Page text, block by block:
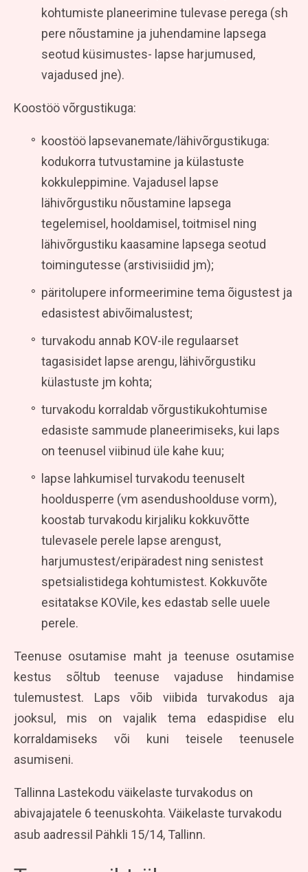
kohtumiste planeerimine tulevase perega (sh
pere nõustamine ja juhendamine lapsega
seotud küsimustes- lapse harjumused,
vajadused jne).
Koostöö võrgustikuga:
koostöö lapsevanemate/lähivõrgustikuga:
kodukorra tutvustamine ja külastuste
kokkuleppimine. Vajadusel lapse
lähivõrgustiku nõustamine lapsega
tegelemisel, hooldamisel, toitmisel ning
lähivõrgustiku kaasamine lapsega seotud
toimingutesse (arstivisiidid jm);
päritolupere informeerimine tema õigustest ja
edasistest abivõimalustest;
turvakodu annab KOV-ile regulaarset
tagasisidet lapse arengu, lähivõrgustiku
külastuste jm kohta;
turvakodu korraldab võrgustikukohtumise
edasiste sammude planeerimiseks, kui laps
on teenusel viibinud üle kahe kuu;
lapse lahkumisel turvakodu teenuselt
hooldusperre (vm asendushoolduse vorm),
koostab turvakodu kirjaliku kokkuvõtte
tulevasele perele lapse arengust,
harjumustest/eripäradest ning senistest
spetsialistidega kohtumistest. Kokkuvõte
esitatakse KOVile, kes edastab selle uuele
perele.
Teenuse osutamise maht ja teenuse osutamise
kestus sõltub teenuse vajaduse hindamise
tulemustest. Laps võib viibida turvakodus aja
jooksul, mis on vajalik tema edaspidise elu
korraldamiseks või kuni teisele teenusele
asumiseni.
Tallinna Lastekodu väikelaste turvakodus on
abivajajatele 6 teenuskohta. Väikelaste turvakodu
asub aadressil Pähkli 15/14, Tallinn.